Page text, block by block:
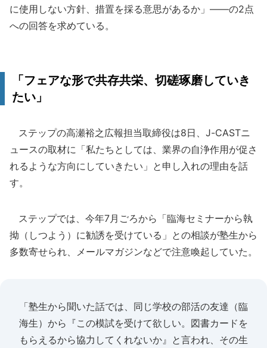
に使用しない方針、措置を採る意思があるか」――の2点
への回答を求めている。
「フェアな形で共存共栄、切磋琢磨していき
たい」
ステップの高瀬裕之広報担当取締役は8日、J-CASTニ
ュースの取材に「私たちとしては、業界の自浄作用が促さ
れるような方向にしていきたい」と申し入れの理由を話
す。
ステップでは、今年7月ごろから「臨海セミナーから執
拗（しつよう）に勧誘を受けている」との相談が塾生から
多数寄せられ、メールマガジンなどで注意喚起していた。
「塾生から聞いた話では、同じ学校の部活の友達（臨
海生）から『この模試を受けて欲しい。図書カードを
もらえるから協力してくれないか』と言われ、その生